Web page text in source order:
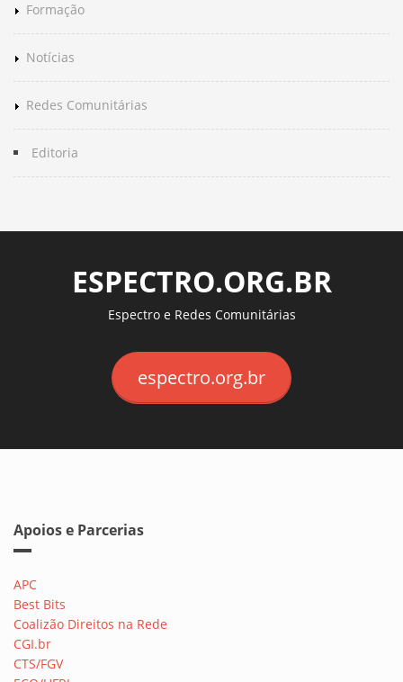
Formação
Notícias
Redes Comunitárias
Editoria
ESPECTRO.ORG.BR
Espectro e Redes Comunitárias
espectro.org.br
Apoios e Parcerias
APC
Best Bits
Coalizão Direitos na Rede
CGI.br
CTS/FGV